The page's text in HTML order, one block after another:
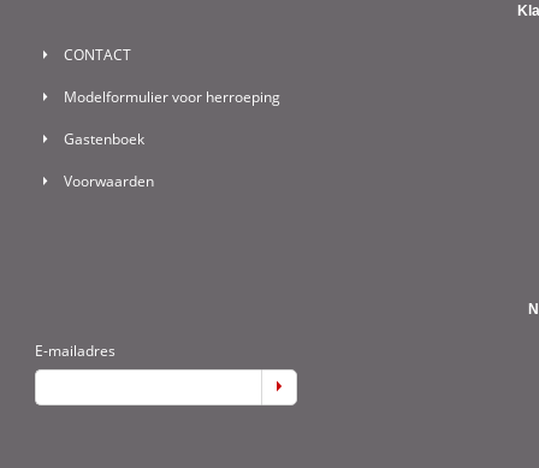
CONTACT
Modelformulier voor herroeping
Gastenboek
Voorwaarden
E-mailadres